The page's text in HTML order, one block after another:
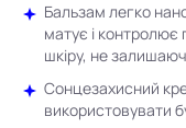
Бальзам легко
матує і
шкіру, не
Сонцезахисний
використовувати